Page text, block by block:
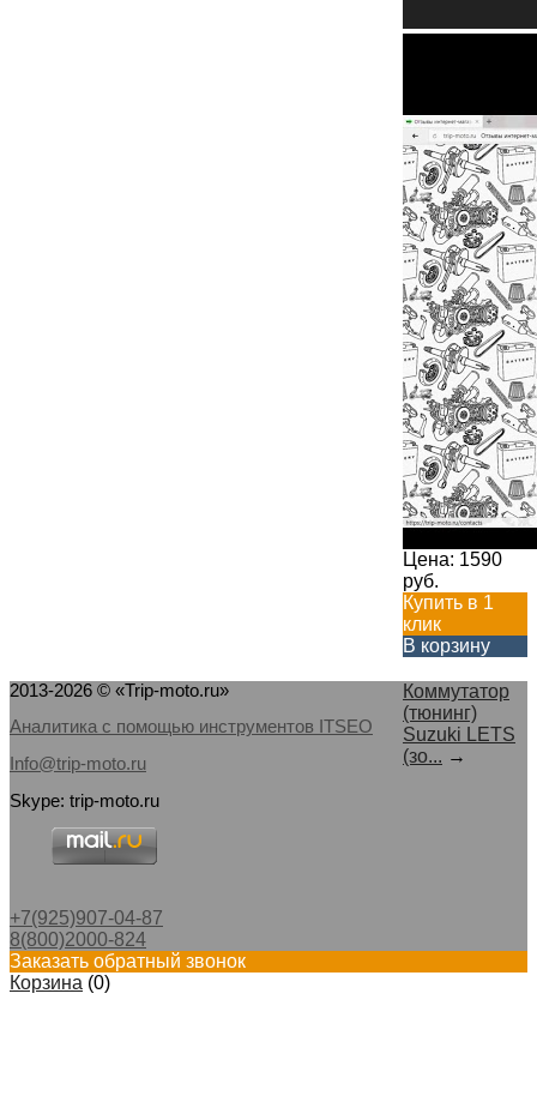
Цена: 1590
руб.
Купить в 1
клик
В корзину
Коммутатор
(тюнинг)
Suzuki LETS
(зо... →
2013-2026 © «Trip-moto.ru»
Аналитика с помощью инструментов ITSEO
Info@trip-moto.ru
Skype: trip-moto.ru
+7(925)907-04-87
8(800)2000-824
Заказать обратный звонок
Корзина (0)